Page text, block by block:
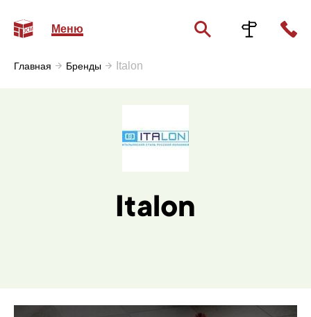
Меню
Главная Бренды Italon
Italon